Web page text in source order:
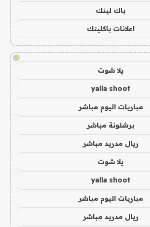
باك لينك
اعلانات باكلينك
!
يلا شوت
yalla shoot
مباريات اليوم مباشر
برشلونة مباشر
ريال مدريد مباشر
يلا شوت
yalla shoot
مباريات اليوم مباشر
ريال مدريد مباشر